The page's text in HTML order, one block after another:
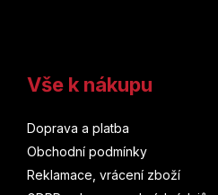
Vše k nákupu
Doprava a platba
Obchodní podmínky
Reklamace, vrácení zboží